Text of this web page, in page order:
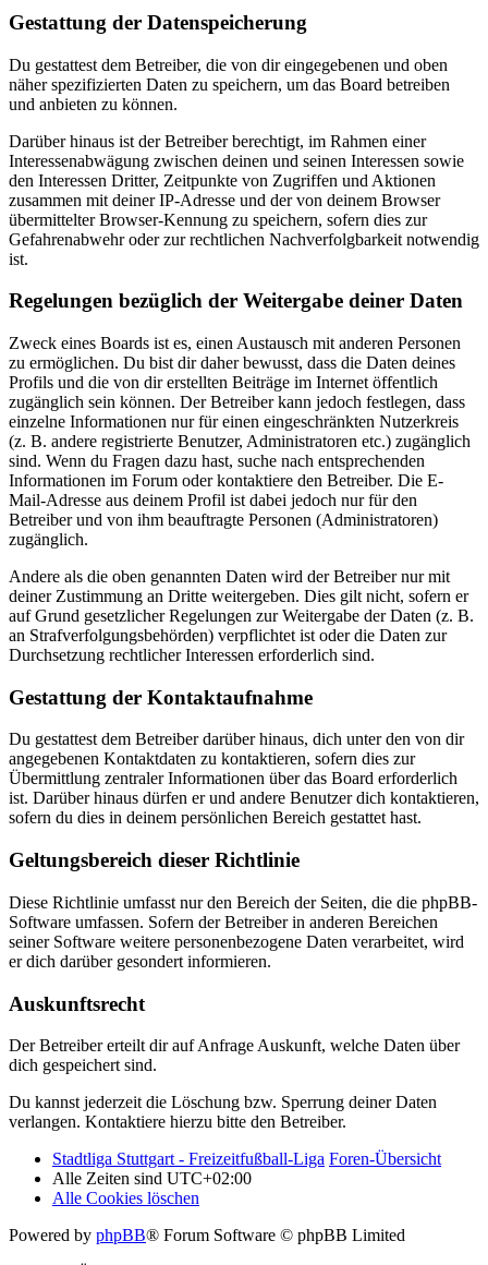
Gestattung der Datenspeicherung
Du gestattest dem Betreiber, die von dir eingegebenen und oben
näher spezifizierten Daten zu speichern, um das Board betreiben
und anbieten zu können.
Darüber hinaus ist der Betreiber berechtigt, im Rahmen einer
Interessenabwägung zwischen deinen und seinen Interessen sowie
den Interessen Dritter, Zeitpunkte von Zugriffen und Aktionen
zusammen mit deiner IP-Adresse und der von deinem Browser
übermittelter Browser-Kennung zu speichern, sofern dies zur
Gefahrenabwehr oder zur rechtlichen Nachverfolgbarkeit notwendig
ist.
Regelungen bezüglich der Weitergabe deiner Daten
Zweck eines Boards ist es, einen Austausch mit anderen Personen
zu ermöglichen. Du bist dir daher bewusst, dass die Daten deines
Profils und die von dir erstellten Beiträge im Internet öffentlich
zugänglich sein können. Der Betreiber kann jedoch festlegen, dass
einzelne Informationen nur für einen eingeschränkten Nutzerkreis
(z. B. andere registrierte Benutzer, Administratoren etc.) zugänglich
sind. Wenn du Fragen dazu hast, suche nach entsprechenden
Informationen im Forum oder kontaktiere den Betreiber. Die E-
Mail-Adresse aus deinem Profil ist dabei jedoch nur für den
Betreiber und von ihm beauftragte Personen (Administratoren)
zugänglich.
Andere als die oben genannten Daten wird der Betreiber nur mit
deiner Zustimmung an Dritte weitergeben. Dies gilt nicht, sofern er
auf Grund gesetzlicher Regelungen zur Weitergabe der Daten (z. B.
an Strafverfolgungsbehörden) verpflichtet ist oder die Daten zur
Durchsetzung rechtlicher Interessen erforderlich sind.
Gestattung der Kontaktaufnahme
Du gestattest dem Betreiber darüber hinaus, dich unter den von dir
angegebenen Kontaktdaten zu kontaktieren, sofern dies zur
Übermittlung zentraler Informationen über das Board erforderlich
ist. Darüber hinaus dürfen er und andere Benutzer dich kontaktieren,
sofern du dies in deinem persönlichen Bereich gestattet hast.
Geltungsbereich dieser Richtlinie
Diese Richtlinie umfasst nur den Bereich der Seiten, die die phpBB-
Software umfassen. Sofern der Betreiber in anderen Bereichen
seiner Software weitere personenbezogene Daten verarbeitet, wird
er dich darüber gesondert informieren.
Auskunftsrecht
Der Betreiber erteilt dir auf Anfrage Auskunft, welche Daten über
dich gespeichert sind.
Du kannst jederzeit die Löschung bzw. Sperrung deiner Daten
verlangen. Kontaktiere hierzu bitte den Betreiber.
Stadtliga Stuttgart - Freizeitfußball-Liga Foren-Übersicht
Alle Zeiten sind UTC+02:00
Alle Cookies löschen
Powered by phpBB® Forum Software © phpBB Limited